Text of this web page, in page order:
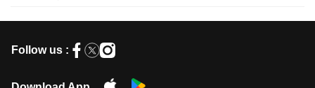
Follow us :